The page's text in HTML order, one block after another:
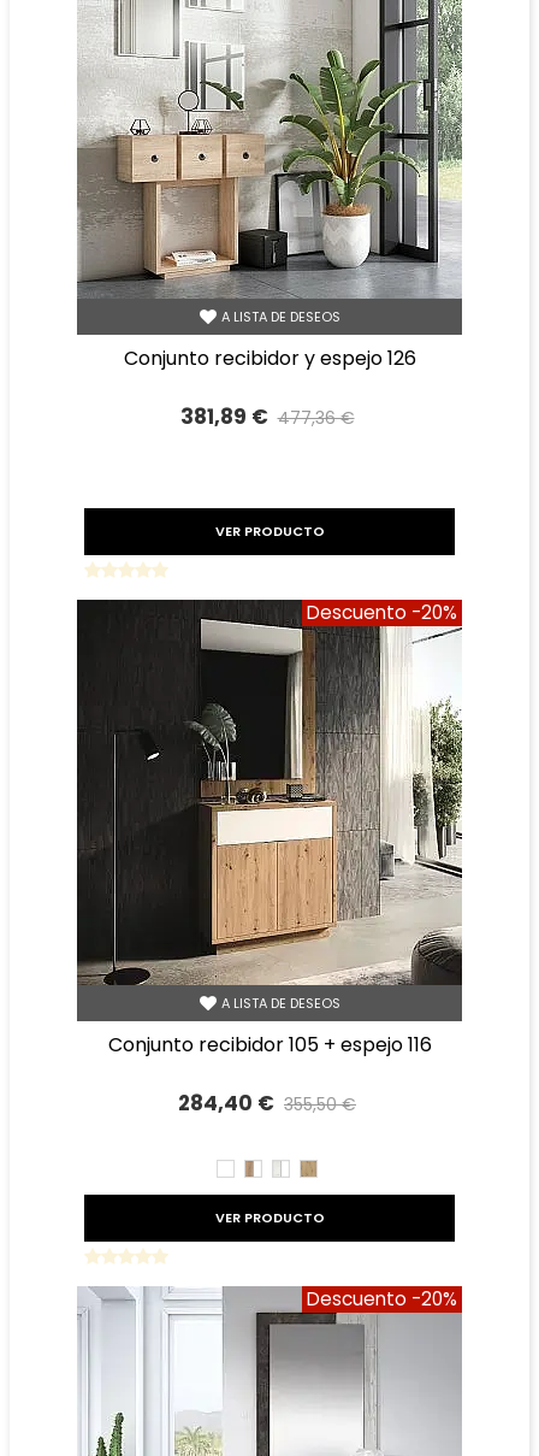
A LISTA DE DESEOS
conjunto recibidor y espejo 126
381,89 € 477,36 €
VER PRODUCTO
Descuento -20%
A LISTA DE DESEOS
conjunto recibidor 105 + espejo 116
284,40 € 355,50 €
BLANCO
ROBLE
TIBETROBLE
VER PRODUCTO
Descuento -20%